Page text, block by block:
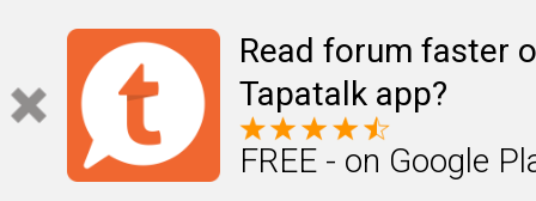
Read forum faster
Tapatalk app?
FREE - on Google